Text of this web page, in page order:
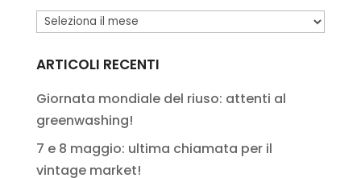
Salto
passato
ARTICOLI RECENTI
Giornata mondiale del riuso: attenti al
greenwashing!
7 e 8 maggio: ultima chiamata per il
vintage market!